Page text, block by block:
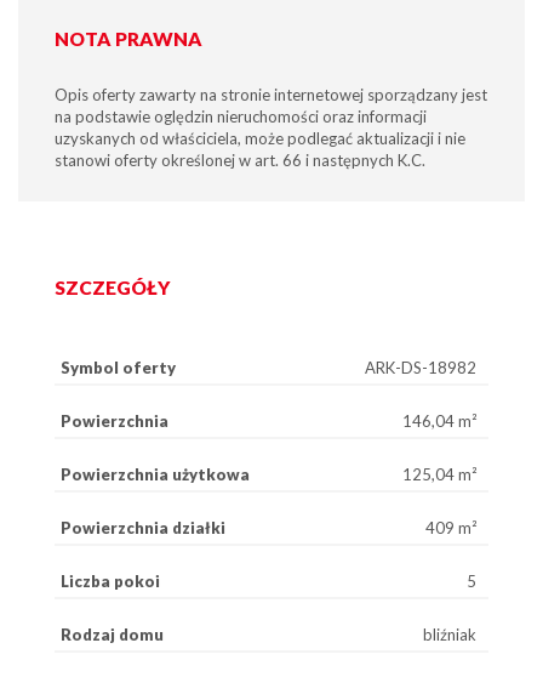
NOTA PRAWNA
Opis oferty zawarty na stronie internetowej sporządzany jest
na podstawie oględzin nieruchomości oraz informacji
uzyskanych od właściciela, może podlegać aktualizacji i nie
stanowi oferty określonej w art. 66 i następnych K.C.
SZCZEGÓŁY
Symbol oferty ARK-DS-18982
Powierzchnia 146,04 m²
Powierzchnia użytkowa 125,04 m²
Powierzchnia działki 409 m²
Liczba pokoi 5
Rodzaj domu bliźniak